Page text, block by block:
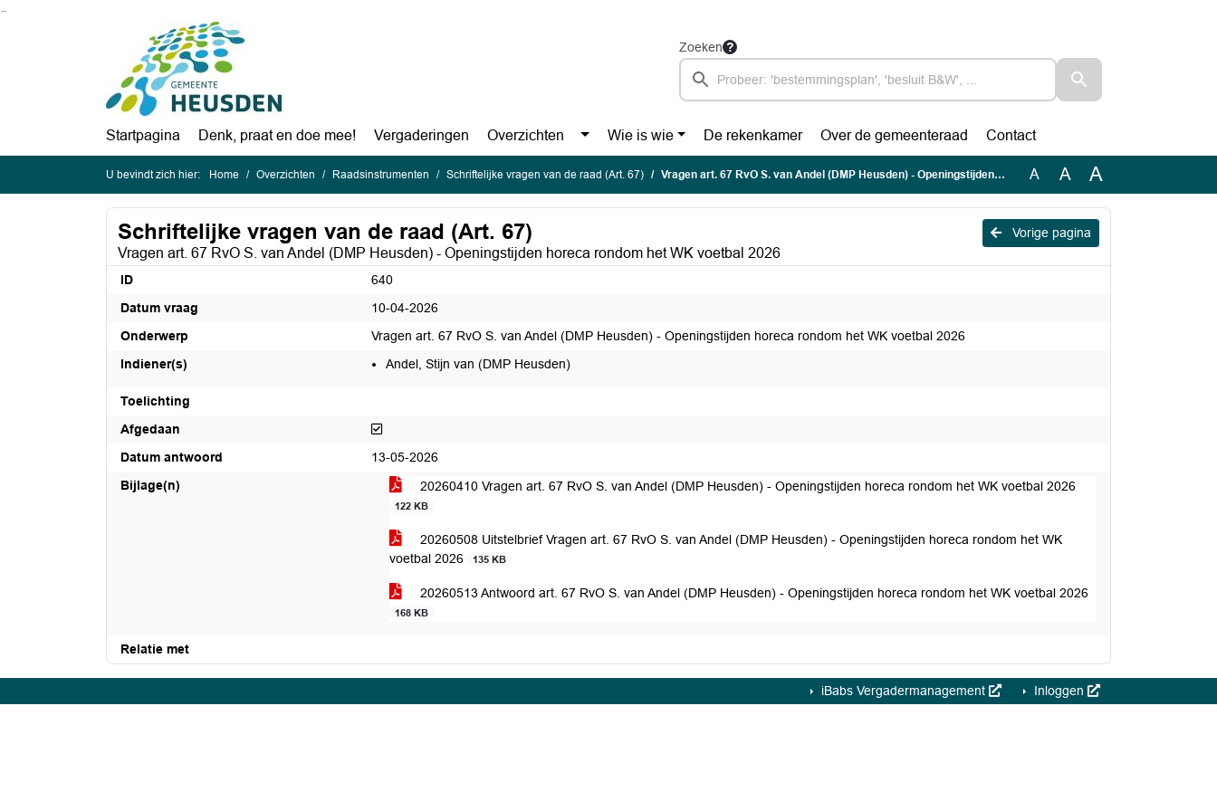
Ga naar de inhoud van deze pagina
Zoeken
Startpagina Denk, praat en doe mee! Vergaderingen Overzichten Wie is wie De rekenkamer Over de gemeenteraad Contact
U bevindt zich hier: Home Overzichten Raadsinstrumenten Schriftelijke vragen van de raad (Art. 67) Vragen art. 67 RvO S. van Andel (DMP Heusden) - Openingstijden horeca rondom het WK voetbal 2026 A A A
Vorige pagina
Schriftelijke vragen van de raad (Art. 67)
Vragen art. 67 RvO S. van Andel (DMP Heusden) - Openingstijden horeca rondom het WK voetbal 2026
ID
640
Datum vraag
10-04-2026
Onderwerp
Vragen art. 67 RvO S. van Andel (DMP Heusden) - Openingstijden horeca rondom het WK voetbal 2026
Indiener(s)
Andel, Stijn van (DMP Heusden)
Toelichting
Afgedaan
Afgedaan
Datum antwoord
13-05-2026
Bijlage(n)
20260410 Vragen art. 67 RvO S. van Andel (DMP Heusden) - Openingstijden horeca rondom het WK voetbal 2026
122 KB
20260508 Uitstelbrief Vragen art. 67 RvO S. van Andel (DMP Heusden) - Openingstijden horeca rondom het WK
voetbal 2026
135 KB
20260513 Antwoord art. 67 RvO S. van Andel (DMP Heusden) - Openingstijden horeca rondom het WK voetbal 2026
168 KB
Relatie met
iBabs Vergadermanagement Inloggen